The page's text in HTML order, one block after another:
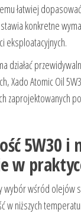
łatwiej
konkretne
eksploatacyjnych.
działać
Xado Atomic Oil
zaprojektowanych
5W30 i
w
wybór wśród olejów
w niższych